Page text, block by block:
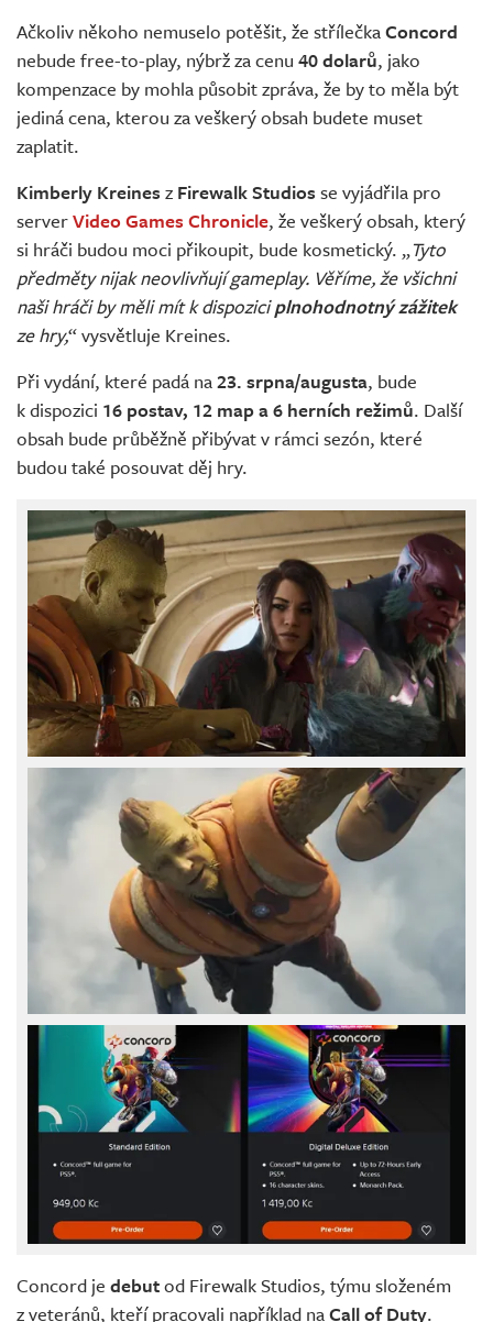
Živě
Ačkoliv někoho nemuselo potěšit, že střílečkaConcord
nebude free-to-play, nýbrž za cenu 40 dolarů, jako
kompenzace by mohla působit zpráva, že by to měla být
jediná cena, kterou za veškerý obsah budete muset
zaplatit.
Kimberly Kreines z Firewalk Studios se vyjádřila pro
serverVideo Games Chronicle, že veškerý obsah, který
si hráči budou moci přikoupit, bude kosmetický. „Tyto
předměty nijak neovlivňují gameplay. Věříme, že všichni
naši hráči by měli mít k dispoziciplnohodnotný zážitek
ze hry,“ vysvětluje Kreines.
Při vydání, které padá na23. srpna/augusta, bude
k dispozici 16 postav, 12 map a 6 herních režimů. Další
obsah bude průběžně přibývat v rámci sezón, které
budou také posouvat děj hry.
Concord je debutod Firewalk Studios, týmu složeném
z veteránů, kteří pracovali například naCall of Duty.